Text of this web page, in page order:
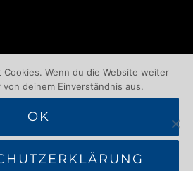
Wien | All Rights Reserved |
Cookies. Wenn du die Website weiter
deinem Einverständnis aus.
OK